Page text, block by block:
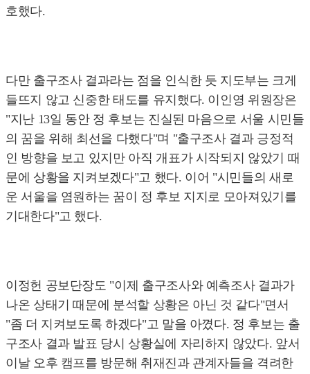
호했다.
다만 출구조사 결과라는 점을 인식한 듯 지도부는 크게
들뜨지 않고 신중한 태도를 유지했다. 이인영 위원장은
"지난 13일 동안 정 후보는 진실된 마음으로 서울 시민들
의 꿈을 위해 최선을 다했다"며 "출구조사 결과 긍정적
인 방향을 보고 있지만 아직 개표가 시작되지 않았기 때
문에 상황을 지켜보겠다"고 했다. 이어 "시민들의 새로
운 서울을 염원하는 꿈이 정 후보 지지로 모아져있기를
기대한다"고 했다.
이정헌 공보단장도 "이제 출구조사와 예측조사 결과가
나온 상태기 때문에 분석할 상황은 아닌 것 같다"면서
"좀 더 지켜보도록 하겠다"고 말을 아꼈다. 정 후보는 출
구조사 결과 발표 당시 상황실에 자리하지 않았다. 앞서
이날 오후 캠프를 방문해 취재진과 관계자들을 격려한